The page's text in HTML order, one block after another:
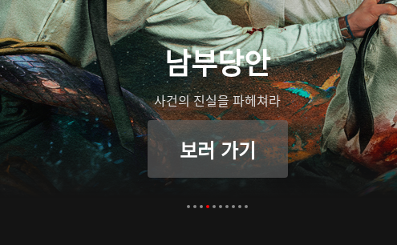
남부당안
사건의 진실을 파헤쳐라
보러 가기